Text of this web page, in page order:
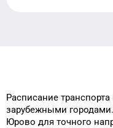
Расписание транспорта
зарубежными городами.
Юрово для точного